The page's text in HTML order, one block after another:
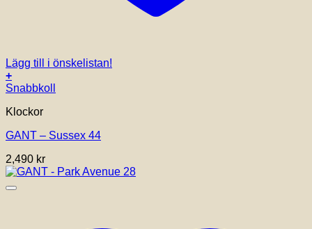
Lägg till i önskelistan!
+
Snabbkoll
Klockor
GANT – Sussex 44
2,490 kr